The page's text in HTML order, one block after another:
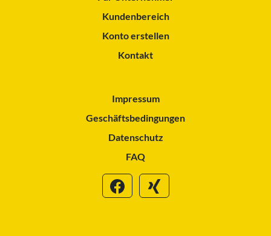
Kundenbereich
Konto erstellen
Kontakt
Impressum
Geschäftsbedingungen
Datenschutz
FAQ